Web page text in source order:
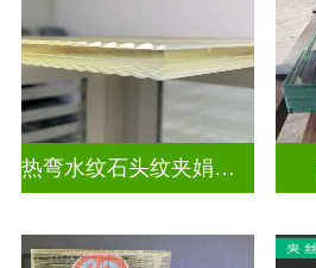
热弯水纹石头纹夹娟夹丝玻璃